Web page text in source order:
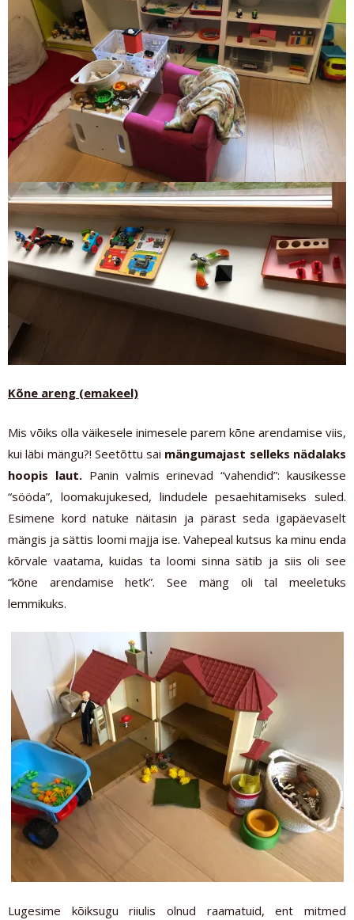
Kõne areng (emakeel)
Mis võiks olla väikesele inimesele parem kõne arendamise viis,
kui läbi mängu?! Seetõttu sai mängumajast selleks nädalaks
hoopis laut. Panin valmis erinevad “vahendid”: kausikesse
“sööda”, loomakujukesed, lindudele pesaehitamiseks suled.
Esimene kord natuke näitasin ja pärast seda igapäevaselt
mängis ja sättis loomi majja ise. Vahepeal kutsus ka minu enda
kõrvale vaatama, kuidas ta loomi sinna sätib ja siis oli see
“kõne arendamise hetk”. See mäng oli tal meeletuks
lemmikuks.
Lugesime kõiksugu riiulis olnud raamatuid, ent mitmed